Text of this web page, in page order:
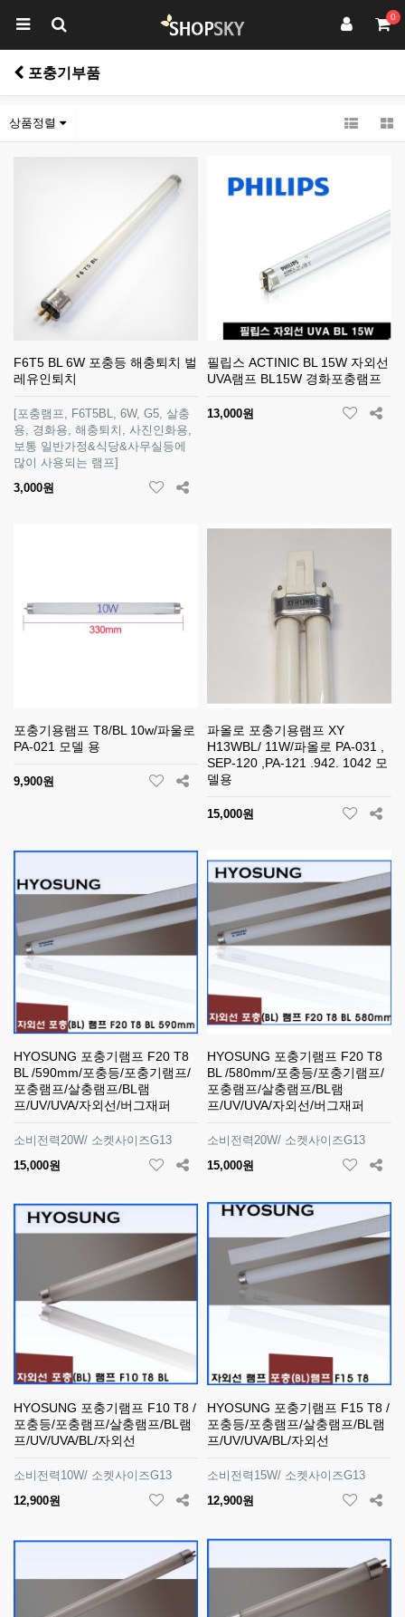
0
포충기부품
상품정렬
F6T5 BL 6W 포충등 해충퇴치 벌
레유인퇴치
[포충램프, F6T5BL, 6W, G5, 살충
용, 경화용, 해충퇴치, 사진인화용,
보통 일반가정&식당&사무실등에
많이 사용되는 램프]
3,000원
필립스 ACTINIC BL 15W 자외선
UVA램프 BL15W 경화포충램프
13,000원
포충기용램프 T8/BL 10w/파울로
PA-021 모델 용
9,900원
파올로 포충기용램프 XY
H13WBL/ 11W/파올로 PA-031 ,
SEP-120 ,PA-121 .942. 1042 모
델용
15,000원
HYOSUNG 포충기램프 F20 T8
BL /590mm/포충등/포충기램프/
포충램프/살충램프/BL램
프/UV/UVA/자외선/버그재퍼
소비전력20W/ 소켓사이즈G13
15,000원
HYOSUNG 포충기램프 F20 T8
BL /580mm/포충등/포충기램프/
포충램프/살충램프/BL램
프/UV/UVA/자외선/버그재퍼
소비전력20W/ 소켓사이즈G13
15,000원
HYOSUNG 포충기램프 F10 T8 /
포충등/포충램프/살충램프/BL램
프/UV/UVA/BL/자외선
소비전력10W/ 소켓사이즈G13
12,900원
HYOSUNG 포충기램프 F15 T8 /
포충등/포충램프/살충램프/BL램
프/UV/UVA/BL/자외선
소비전력15W/ 소켓사이즈G13
12,900원